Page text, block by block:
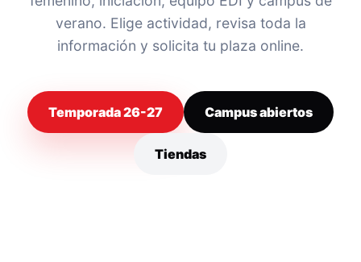
verano. Elige actividad, revisa toda la
información y solicita tu plaza online.
Temporada 26-27 Campus abiertos
Tiendas